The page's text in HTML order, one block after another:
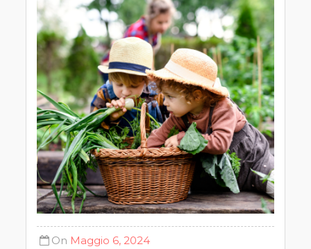
On Maggio 6, 2024